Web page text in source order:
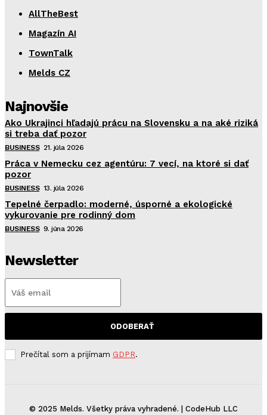
AllTheBest
Magazín AI
TownTalk
Melds CZ
Najnovšie
Ako Ukrajinci hľadajú prácu na Slovensku a na aké riziká
si treba dať pozor
BUSINESS 21. júla 2026
Práca v Nemecku cez agentúru: 7 vecí, na ktoré si dať
pozor
BUSINESS 13. júla 2026
Tepelné čerpadlo: moderné, úsporné a ekologické
vykurovanie pre rodinný dom
BUSINESS 9. júna 2026
Newsletter
ODOBERAŤ
Prečítal som a prijímam GDPR.
© 2025 Melds. Všetky práva vyhradené. | CodeHub LLC